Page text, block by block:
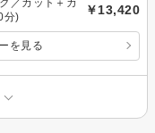
分)
￥13,420
を見る